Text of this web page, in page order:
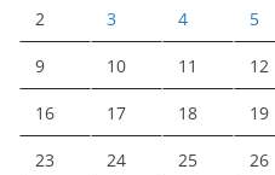
2 3 4 5
9 10 11 12
16 17 18 19
23 24 25 26